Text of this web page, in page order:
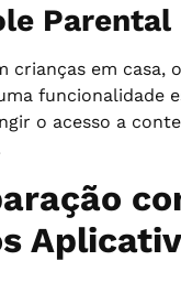
Parental
crianças em casa,
funcionalidade
o acesso a